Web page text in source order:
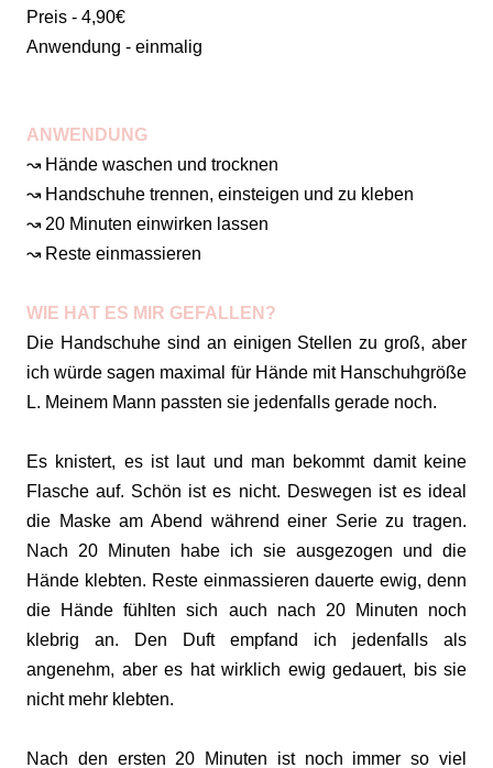
Preis - 4,90€
Anwendung - einmalig
ANWENDUNG
↝ Hände waschen und trocknen
↝ Handschuhe trennen, einsteigen und zu kleben
↝ 20 Minuten einwirken lassen
↝ Reste einmassieren
WIE HAT ES MIR GEFALLEN?
Die Handschuhe sind an einigen Stellen zu groß, aber
ich würde sagen maximal für Hände mit Hanschuhgröße
L. Meinem Mann passten sie jedenfalls gerade noch.
Es knistert, es ist laut und man bekommt damit keine
Flasche auf. Schön ist es nicht. Deswegen ist es ideal
die Maske am Abend während einer Serie zu tragen.
Nach 20 Minuten habe ich sie ausgezogen und die
Hände klebten. Reste einmassieren dauerte ewig, denn
die Hände fühlten sich auch nach 20 Minuten noch
klebrig an. Den Duft empfand ich jedenfalls als
angenehm, aber es hat wirklich ewig gedauert, bis sie
nicht mehr klebten.
Nach den ersten 20 Minuten ist noch immer so viel